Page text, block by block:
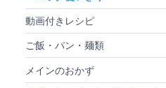
動画付きレシピ
ご飯・パン・麺類
メインのおかず